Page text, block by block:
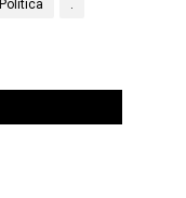
Política .